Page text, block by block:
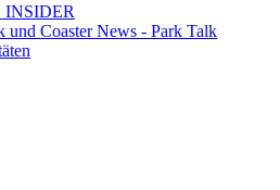
INSIDER
Coaster News - Park Talk